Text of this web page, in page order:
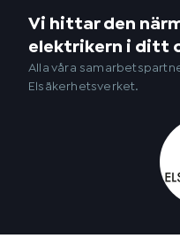
Vi hittar den
elektrikern i ditt
Alla våra
Elsäkerhetsverket.